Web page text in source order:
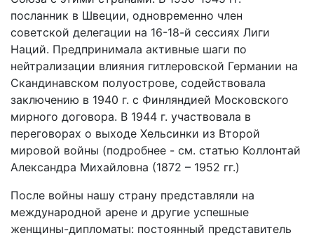
посланник в Швеции, одновременно член
советской делегации на 16-18-й сессиях Лиги
Наций. Предпринимала активные шаги по
нейтрализации влияния гитлеровской Германии на
Скандинавском полуострове, содействовала
заключению в 1940 г. с Финляндией Московского
мирного договора. В 1944 г. участвовала в
переговорах о выходе Хельсинки из Второй
мировой войны (подробнее - см. статью Коллонтай
Александра Михайловна (1872 – 1952 гг.)
После войны нашу страну представляли на
международной арене и другие успешные
женщины-дипломаты: постоянный представитель